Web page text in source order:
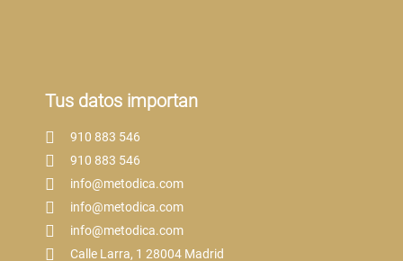
Tus datos importan
910 883 546
910 883 546
info@metodica.com
info@metodica.com
info@metodica.com
Calle Larra, 1 28004 Madrid